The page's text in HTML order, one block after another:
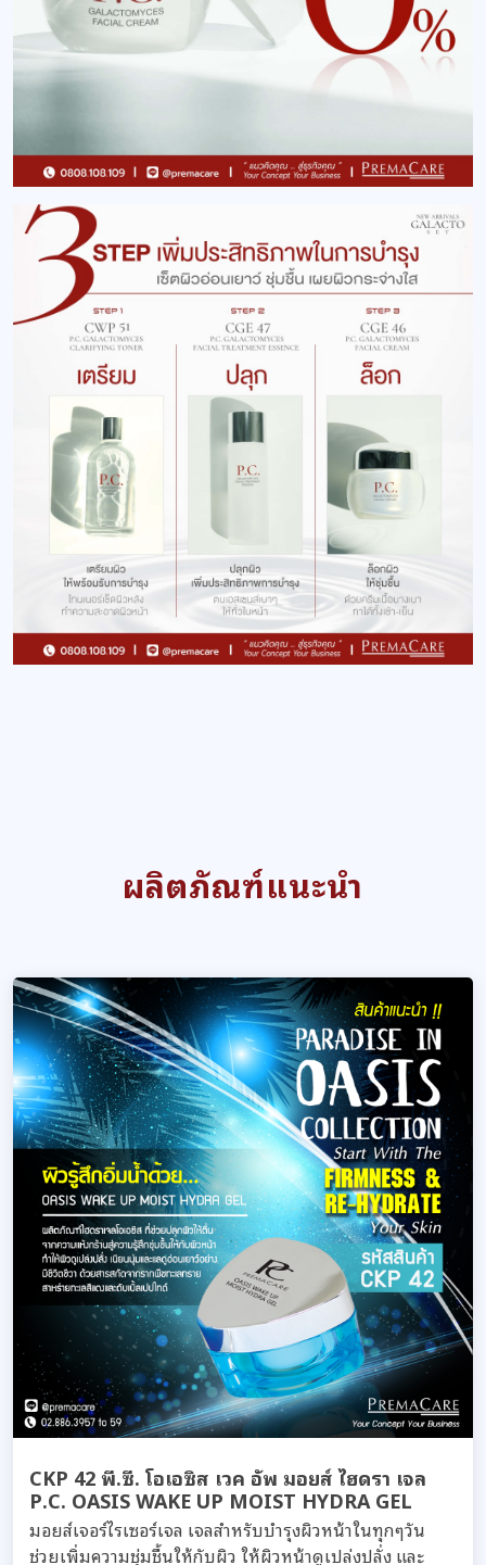
ผลิตภัณฑ์แนะนำ
CKP 42 พี.ซี. โอเอซิส เวค อัพ มอยส์ ไฮดรา เจล
P.C. OASIS WAKE UP MOIST HYDRA GEL
มอยส์เจอร์ไรเซอร์เจล เจลสำหรับบำรุงผิวหน้าในทุกๆวัน
ช่วยเพิ่มความชุ่มชื้นให้กับผิว ให้ผิวหน้าดูเปล่งปลั่ง และ